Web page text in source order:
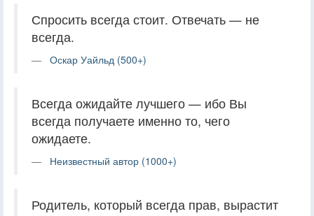
Спросить всегда стоит. Отвечать — не
всегда.
Оскар Уайльд (500+)
Всегда ожидайте лучшего — ибо Вы
всегда получаете именно то, чего
ожидаете.
Неизвестный автор (1000+)
Родитель, который всегда прав, вырастит